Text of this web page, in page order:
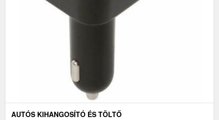
AUTÓS KIHANGOSÍTÓ ÉS TÖLTŐ